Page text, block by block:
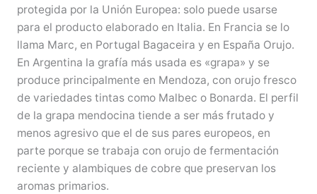
protegida por la Unión Europea: solo puede usarse
para el producto elaborado en Italia. En Francia se lo
llama Marc, en Portugal Bagaceira y en España Orujo.
En Argentina la grafía más usada es «grapa» y se
produce principalmente en Mendoza, con orujo fresco
de variedades tintas como Malbec o Bonarda. El perfil
de la grapa mendocina tiende a ser más frutado y
menos agresivo que el de sus pares europeos, en
parte porque se trabaja con orujo de fermentación
reciente y alambiques de cobre que preservan los
aromas primarios.